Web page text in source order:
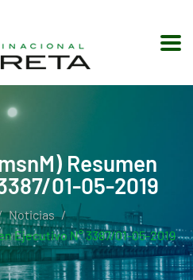
Resumen
01-05-2019
Noticias
Ejecutivo N° 3387/01-05-2019